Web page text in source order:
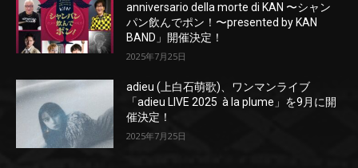
anniversario della morte di KAN 〜シャン
パン飲んでポン！〜presented by KAN
BAND」開催決定！
2025年7月25日
adieu (上白石萌歌)、ワンマンライブ
「adieu LIVE 2025 à la plume」を9月に開
催決定！
2025年7月25日